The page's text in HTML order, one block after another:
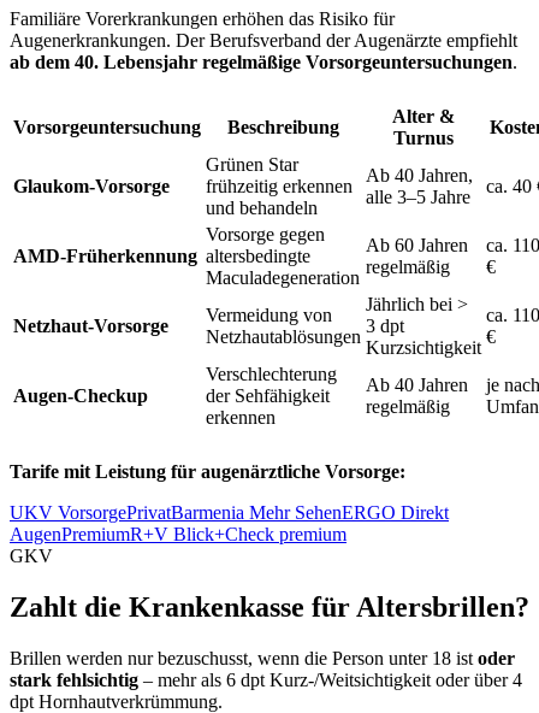
Familiäre Vorerkrankungen erhöhen das Risiko für
Augenerkrankungen. Der Berufsverband der Augenärzte empfiehlt
ab dem 40. Lebensjahr regelmäßige Vorsorgeuntersuchungen.
Vorsorgeuntersuchung Beschreibung
Alter &
Turnus
Glaukom-Vorsorge
Grünen Star
frühzeitig erkennen
und behandeln
Ab 40 Jahren,
alle 3–5 Jahre
ca. 40
AMD-Früherkennung
Vorsorge gegen
altersbedingte
Maculadegeneration
Ab 60 Jahren
regelmäßig
ca. 110
€
Netzhaut-Vorsorge
Vermeidung von
Netzhautablösungen
Jährlich bei >
3 dpt
Kurzsichtigkeit
ca. 110
€
Augen-Checkup
Verschlechterung
der Sehfähigkeit
erkennen
Ab 40 Jahren
regelmäßig
je nach
Tarife mit Leistung für augenärztliche Vorsorge:
UKV VorsorgePrivatBarmenia Mehr SehenERGO Direkt
AugenPremiumR+V Blick+Check premium
GKV
Zahlt die Krankenkasse für Altersbrillen?
Brillen werden nur bezuschusst, wenn die Person unter 18 ist oder
stark fehlsichtig – mehr als 6 dpt Kurz-/Weitsichtigkeit oder über 4
dpt Hornhautverkrümmung.